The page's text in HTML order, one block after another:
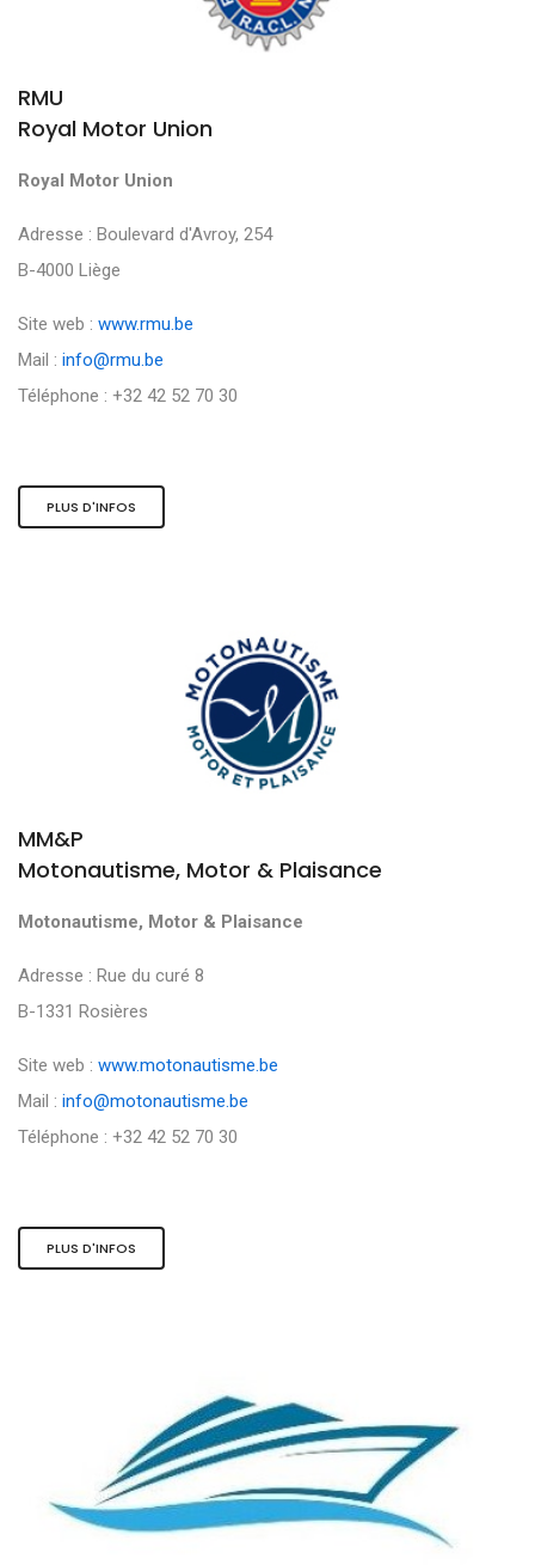
RMU
Royal Motor Union
Royal Motor Union
Adresse : Boulevard d'Avroy, 254
B-4000 Liège
Site web : www.rmu.be
Mail : info@rmu.be
Téléphone : +32 42 52 70 30
PLUS D'INFOS
MM&P
Motonautisme, Motor & Plaisance
Motonautisme, Motor & Plaisance
Adresse : Rue du curé 8
B-1331 Rosières
Site web : www.motonautisme.be
Mail : info@motonautisme.be
Téléphone : +32 42 52 70 30
PLUS D'INFOS